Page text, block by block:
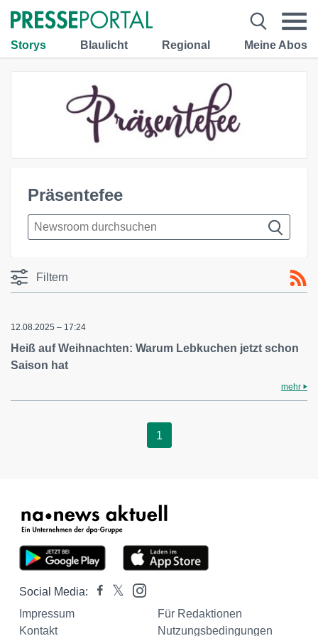
Storys Blaulicht Regional Meine Abos
Präsentefee
Filtern
12.08.2025 – 17:24
Heiß auf Weihnachten: Warum Lebkuchen jetzt schon
Saison hat
mehr
1
Social Media:
Impressum
Für Redaktionen
Kontakt
Nutzungsbedingungen